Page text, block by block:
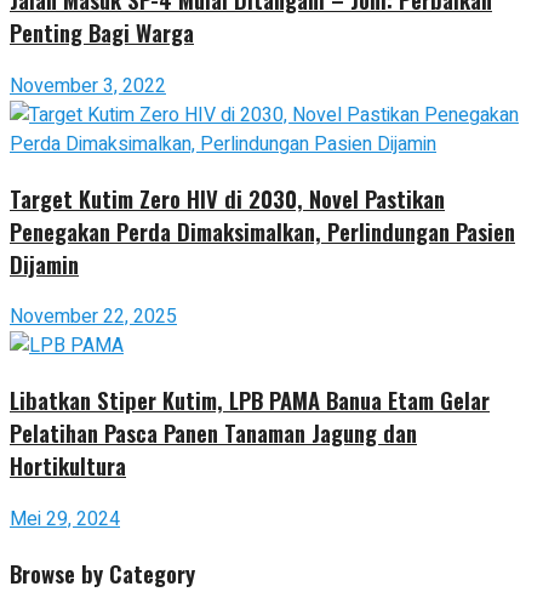
Penting Bagi Warga
November 3, 2022
Target Kutim Zero HIV di 2030, Novel Pastikan
Penegakan Perda Dimaksimalkan, Perlindungan Pasien
Dijamin
November 22, 2025
Libatkan Stiper Kutim, LPB PAMA Banua Etam Gelar
Pelatihan Pasca Panen Tanaman Jagung dan
Hortikultura
Mei 29, 2024
Browse by Category